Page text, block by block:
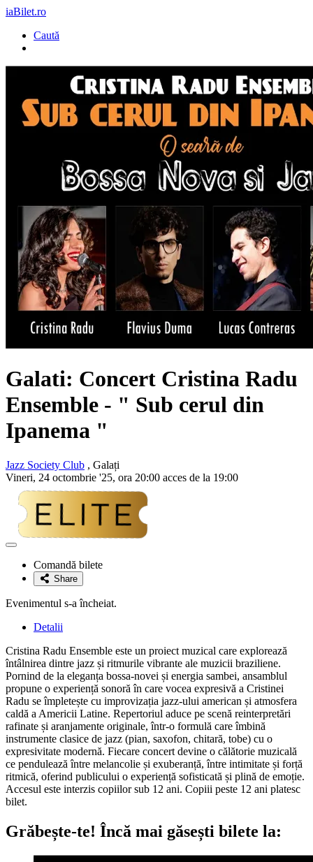
iaBilet.ro
Caută
Galati: Concert Cristina Radu
Ensemble - " Sub cerul din
Ipanema "
Jazz Society Club , Galați
Vineri, 24 octombrie '25, ora 20:00 acces de la 19:00
Adaugă
favoriteComandă bilete
Share
Evenimentul s-a încheiat.
Detalii
Cristina Radu Ensemble este un proiect muzical care explorează
întâlnirea dintre jazz și ritmurile vibrante ale muzicii braziliene.
Pornind de la eleganța bossa-novei și energia sambei, ansamblul
propune o experiență sonoră în care vocea expresivă a Cristinei
Radu se împletește cu improvizația jazz-ului american și atmosfera
caldă a Americii Latine. Repertoriul aduce pe scenă reinterpretări
rafinate și aranjamente originale, într-o formulă care îmbină
instrumente clasice de jazz (pian, saxofon, chitară, tobe) cu o
expresivitate modernă. Fiecare concert devine o călătorie muzicală
ce pendulează între melancolie și exuberanță, între intimitate și forță
ritmică, oferind publicului o experiență sofisticată și plină de emoție.
Accesul este interzis copiilor sub 12 ani. Copiii peste 12 ani platesc
bilet.
Grăbește-te! Încă mai găsești bilete la: